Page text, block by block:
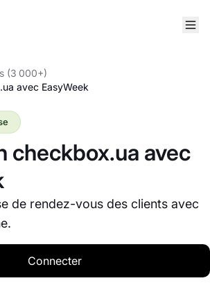
(3 000+)
avec EasyWeek
checkbox.ua avec
de rendez-vous des clients avec
Connecter